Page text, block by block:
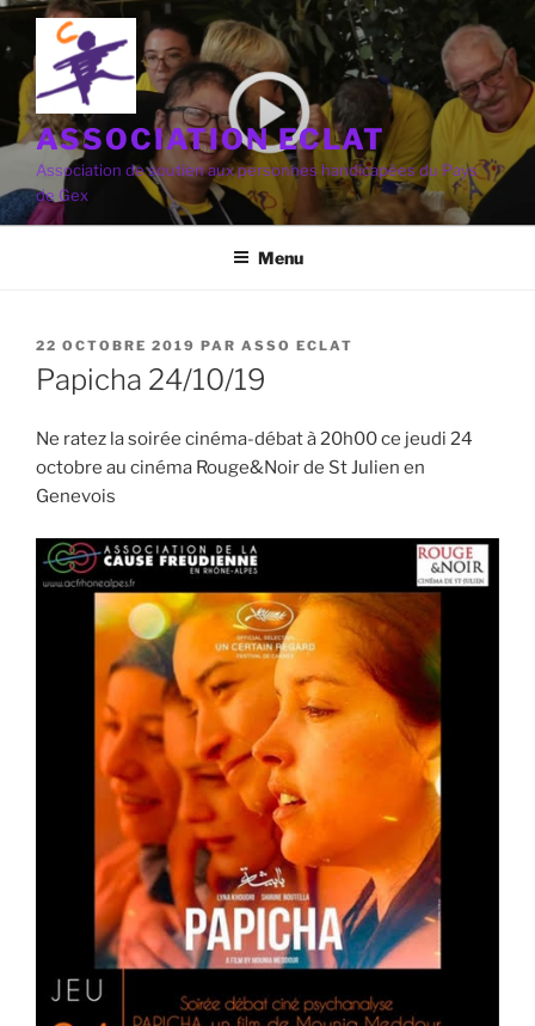
Aller
au
contenu
principal
ASSOCIATION ECLAT
Association de soutien aux personnes handicapées du Pays
de Gex
Menu
PUBLIÉ
LE
22 OCTOBRE 2019 PAR ASSO ECLAT
Papicha 24/10/19
Ne ratez la soirée cinéma-débat à 20h00 ce jeudi 24
octobre au cinéma Rouge&Noir de St Julien en
Genevois